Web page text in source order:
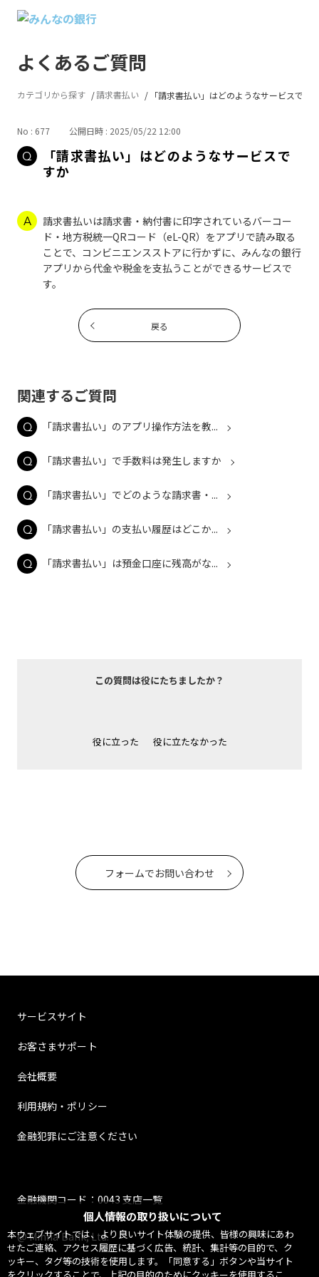
よくあるご質問
個人情報の取り扱いについて
本ウェブサイトでは、より良いサイト体験の提供、皆様の興味にあわ
せたご連絡、アクセス履歴に基づく広告、統計、集計等の目的で、ク
ッキー、タグ等の技術を使用します。「同意する」ボタンや当サイト
カテゴリから探す 請求書払い 「請求書払い」はどのようなサービスです
No : 677 公開日時 : 2025/05/22 12:00
「請求書払い」はどのようなサービスで
すか
請求書払いは請求書・納付書に印字されているバーコー
ド・地方税統一QRコード（eL-QR）をアプリで読み取る
ことで、コンビニエンスストアに行かずに、みんなの銀行
アプリから代金や税金を支払うことができるサービスで
す。
戻る
関連するご質問
「請求書払い」のアプリ操作方法を教...
「請求書払い」で手数料は発生しますか
「請求書払い」でどのような請求書・...
「請求書払い」の支払い履歴はどこか...
「請求書払い」は預金口座に残高がな...
この質問は役にたちましたか？
役に立った 役に立たなかった
フォームでお問い合わせ
サービスサイト
お客さまサポート
会社概要
利用規約・ポリシー
金融犯罪にご注意ください
金融機関コード：0043 支店一覧
@ Minna Bank, Ltd.